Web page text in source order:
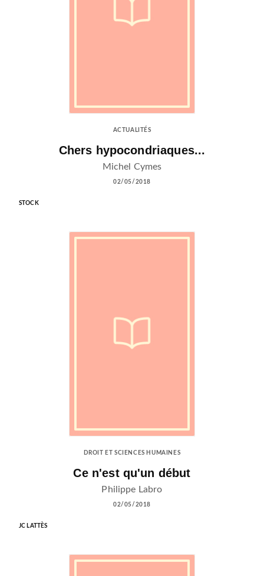
ACTUALITÉS
Chers hypocondriaques...
Michel Cymes
02/05/2018
STOCK
DROIT ET SCIENCES HUMAINES
Ce n'est qu'un début
Philippe Labro
02/05/2018
JC LATTÈS